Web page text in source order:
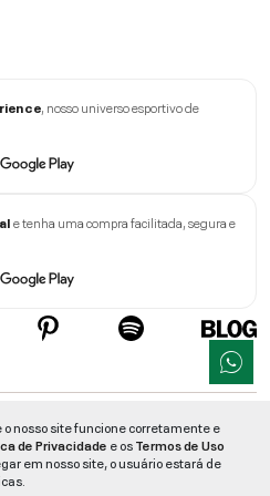
, nosso universo esportivo de
e tenha uma compra facilitada, segura e
nosso site funcione corretamente e
de Privacidade e osTermos de Uso
em nosso site, o usuário estará de